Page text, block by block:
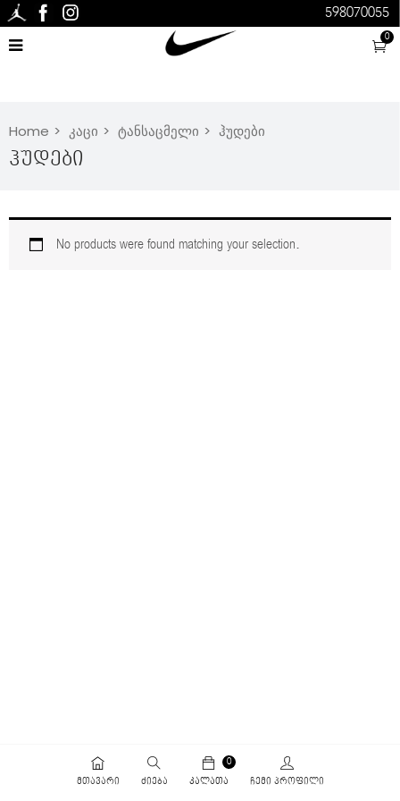
0
598070055
Home კაცი ტანსაცმელი ჰუდები
Ჰუდები
No products were found matching your selection.
ᲛᲗᲐᲕᲐᲠᲘ ᲫᲘᲔᲑᲐ
0
ᲙᲐᲚᲐᲗᲐ
ᲩᲔᲛᲘ ᲞᲠᲝᲤᲘᲚᲘ